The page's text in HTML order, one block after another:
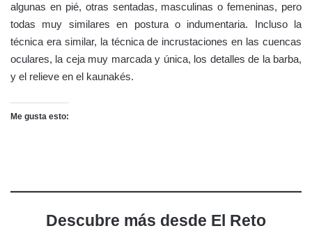
algunas en pié, otras sentadas, masculinas o femeninas, pero
todas muy similares en postura o indumentaria. Incluso la
técnica era similar, la técnica de incrustaciones en las cuencas
oculares, la ceja muy marcada y única, los detalles de la barba,
y el relieve en el kaunakés.
Me gusta esto:
Descubre más desde El Reto